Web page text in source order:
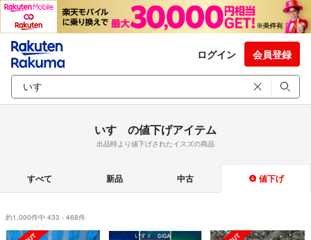
ログイン 会員登録
いすゞの値下げアイテム
出品時より値下げされたイスズの商品
すべて 新品 中古 値下げ
約1,000件中 433 - 468件